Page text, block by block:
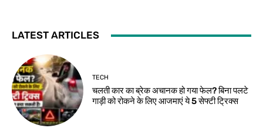
LATEST ARTICLES
TECH
चलती कार का ब्रेक अचानक हो गया फेल? बिना पलटे
गाड़ी को रोकने के लिए आजमाएं ये 5 सेफ्टी ट्रिक्स